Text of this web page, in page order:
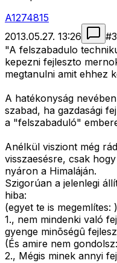
A1274815
2013.05.27. 13:26
#
"A felszabadulo
kepezni fejleszto
megtanulni amit ehhez
A hatékonyság
szabad, ha gazdasági
a "felszabaduló"
Anélkül visziont még
visszaesésre, csak
nyáron a Himaláján.
Szigorúan a jelenlegi
hiba:
(egyet te is megemlítes: )
1., nem mindenki való
gyenge minõségû
(És amire nem
2., Mégis minek annyi